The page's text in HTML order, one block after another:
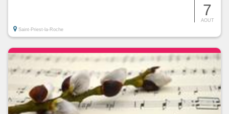
7
AOUT
Saint-Priest-la-Roche